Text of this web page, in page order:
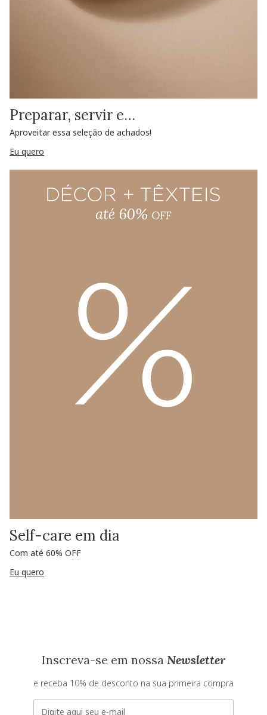
Preparar, servir e…
Aproveitar essa seleção de achados!
Eu quero
Self-care em dia
Com até 60% OFF
Eu quero
Inscreva-se em nossa Newsletter
e receba 10% de desconto na sua primeira compra
E-mail